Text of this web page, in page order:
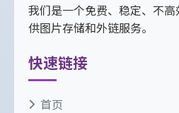
我们是一个免费、稳定、不
供图片存储和外链服务。
快速链接
首页